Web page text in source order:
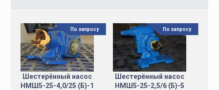
Шестерённый насос
НМШ5-25-4,0/25 (Б)-1
По запросу
Шестерённый насос
НМШ5-25-2,5/6 (Б)-5
По запросу